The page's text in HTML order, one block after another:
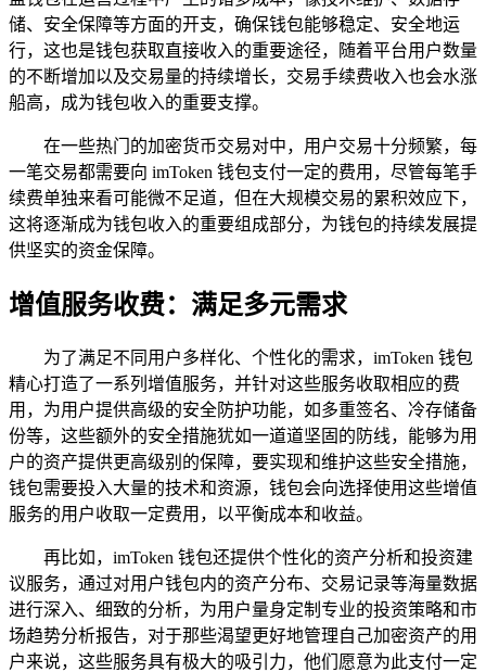
储、安全保障等方面的开支，确保钱包能够稳定、安全地运
行，这也是钱包获取直接收入的重要途径，随着平台用户数量
的不断增加以及交易量的持续增长，交易手续费收入也会水涨
船高，成为钱包收入的重要支撑。
在一些热门的加密货币交易对中，用户交易十分频繁，每
一笔交易都需要向 imToken 钱包支付一定的费用，尽管每笔手
续费单独来看可能微不足道，但在大规模交易的累积效应下，
这将逐渐成为钱包收入的重要组成部分，为钱包的持续发展提
供坚实的资金保障。
增值服务收费：满足多元需求
为了满足不同用户多样化、个性化的需求，imToken 钱包
精心打造了一系列增值服务，并针对这些服务收取相应的费
用，为用户提供高级的安全防护功能，如多重签名、冷存储备
份等，这些额外的安全措施犹如一道道坚固的防线，能够为用
户的资产提供更高级别的保障，要实现和维护这些安全措施，
钱包需要投入大量的技术和资源，钱包会向选择使用这些增值
服务的用户收取一定费用，以平衡成本和收益。
再比如，imToken 钱包还提供个性化的资产分析和投资建
议服务，通过对用户钱包内的资产分布、交易记录等海量数据
进行深入、细致的分析，为用户量身定制专业的投资策略和市
场趋势分析报告，对于那些渴望更好地管理自己加密资产的用
户来说，这些服务具有极大的吸引力，他们愿意为此支付一定